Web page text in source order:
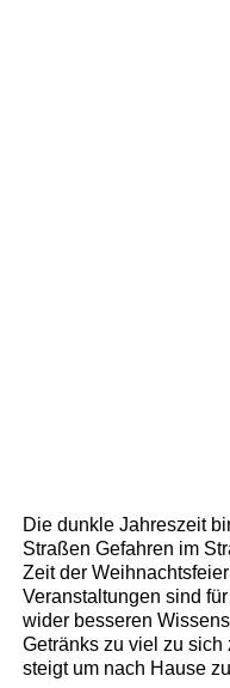
Die dunkle Jahreszeit
Straßen Gefahren im
Zeit der
Veranstaltungen sind
wider besseren
Getränks zu viel zu
steigt um nach Hause